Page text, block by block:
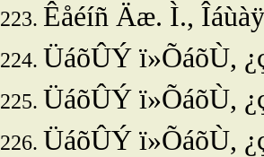
Êåéíñ Äæ. Ì.,
ÜáõÛÝ ï»ÕáõÙ,
ÜáõÛÝ ï»ÕáõÙ,
ÜáõÛÝ ï»ÕáõÙ,